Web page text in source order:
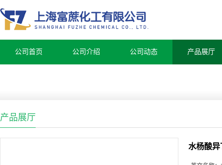
公司首页 公司介绍 公司动态 产品展厅
产品展厅
水杨酸异